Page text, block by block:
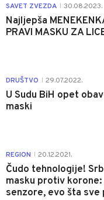
SAVET ZVEZDA 30.08.2023.
Najljepša
PRAVI MASKU ZA
DRUŠTVO 29.07.2022.
U Sudu BiH opet
maski
REGION 20.12.2021.
Čudo tehnologije!
masku protiv
senzore, evo šta sve